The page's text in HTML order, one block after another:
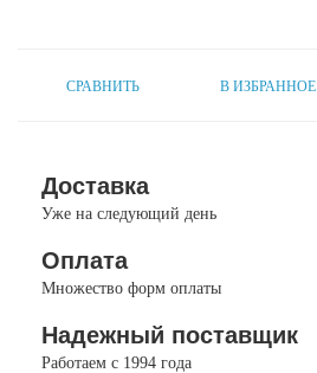
СРАВНИТЬ В ИЗБРАННОЕ
Доставка
Уже на следующий день
Оплата
Множество форм оплаты
Надежный поставщик
Работаем с 1994 года